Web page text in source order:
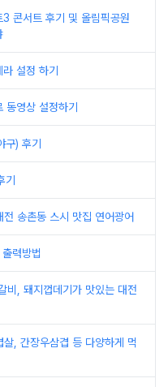
콘서트 후기 및 올림픽공원
설정 하기
동영상 설정하기
구) 후기
기
송촌동 스시 맛집 연어광어
력방법
비, 돼지껍데기가 맛있는 대전
, 간장우삼겹 등 다양하게 먹